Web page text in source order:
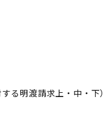
る明渡請求上・中・下）